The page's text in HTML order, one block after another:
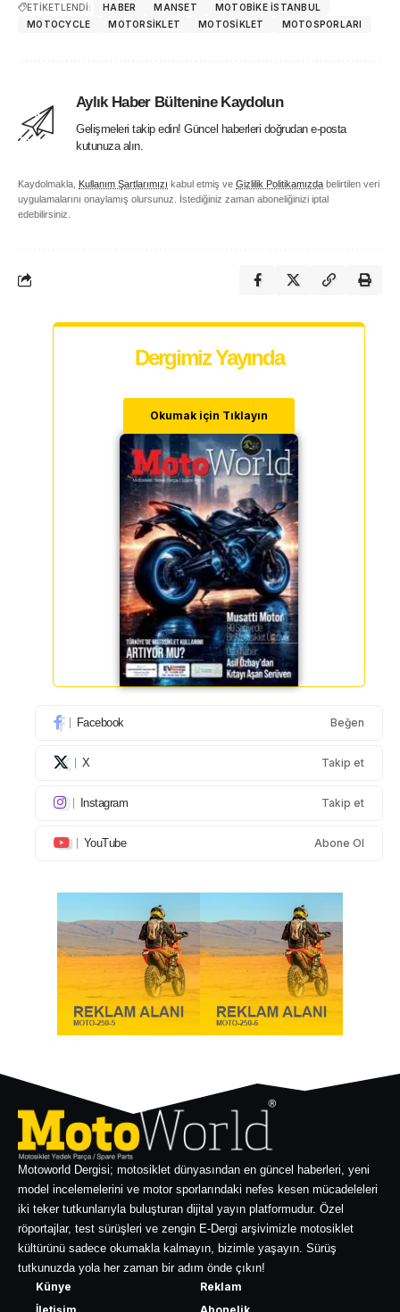
ETİKETLENDİ: HABER MANSET
MOTOBIKE ISTANBUL
MOTOCYCLE
MOTORSIKLET MOTOSIKLET MOTOSPORLARI
Aylık Haber Bültenine Kaydolun
Gelişmeleri takip edin! Güncel haberleri doğrudan e-posta
kutunuza alın.
Kaydolmakla, Kullanım Şartlarımızı kabul etmiş ve Gizlilik Politikamızda belirtilen veri
uygulamalarını onaylamış olursunuz. İstediğiniz zaman aboneliğinizi iptal
edebilirsiniz.
Dergimiz Yayında
Okumak için Tıklayın
Facebook Beğen
X Takip et
Instagram Takip et
YouTube Abone Ol
Motoworld Dergisi; motosiklet dünyasından en güncel haberleri, yeni
model incelemelerini ve motor sporlarındaki nefes kesen mücadeleleri
iki teker tutkunlarıyla buluşturan dijital yayın platformudur. Özel
röportajlar, test sürüşleri ve zengin E-Dergi arşivimizle motosiklet
kültürünü sadece okumakla kalmayın, bizimle yaşayın. Sürüş
tutkunuzda yola her zaman bir adım önde çıkın!
Künye
Reklam